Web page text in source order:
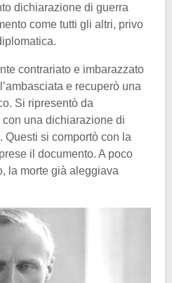
dichiarazione di guerra
come tutti gli altri, privo
contrariato e imbarazzato
e recuperò una
Si ripresentò da
una dichiarazione di
. Questi si comportò con la
il documento. A poco
la morte già aleggiava